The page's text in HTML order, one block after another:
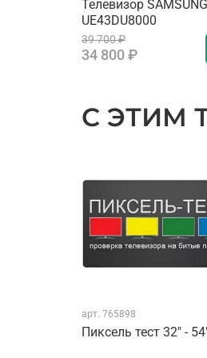
Технология
цвета
изображения
Поддержка
режима
Телевизор SAMSUNG
UE43DU8000
39 700 ₽
34 800 ₽
С ЭТИМ
арт. 765898
Пиксель тест 32" -